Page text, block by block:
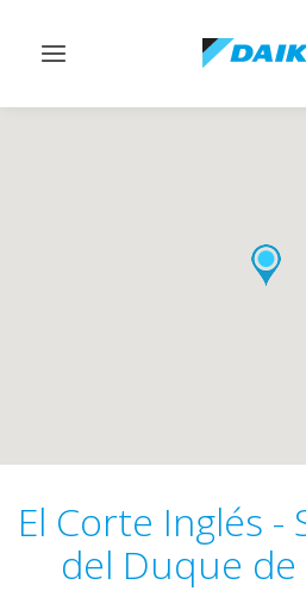
Alternar
El Corte Inglés -
del Duque de